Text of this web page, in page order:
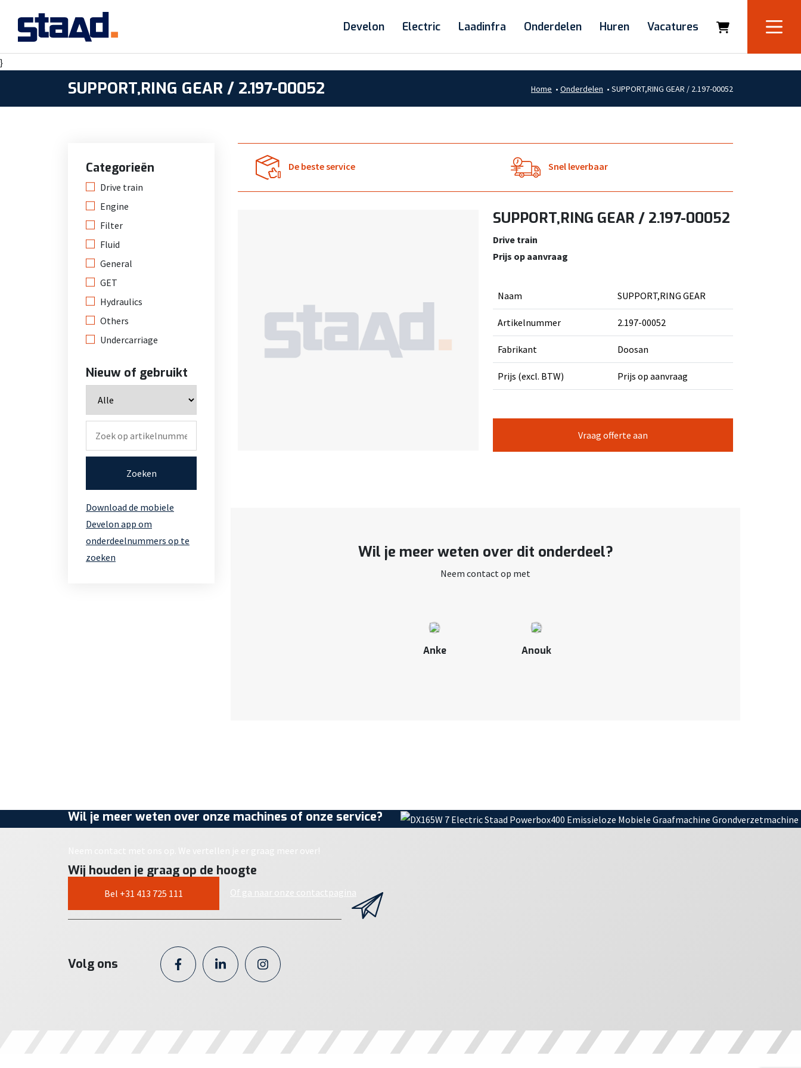
Develon Electric Laadinfra Onderdelen Huren Vacatures
}
SUPPORT,RING GEAR / 2.197-00052 Home • Onderdelen • SUPPORT,RING GEAR / 2.197-00052
Categorieën
Drive train
Engine
Filter
Fluid
General
GET
Hydraulics
Others
Undercarriage
Nieuw of gebruikt
Zoeken
Download de mobiele
Develon app om
onderdeelnummers op te
zoeken
De beste service Snel leverbaar
SUPPORT,RING GEAR / 2.197-00052
Drive train
Prijs op aanvraag
Naam SUPPORT,RING GEAR
Artikelnummer 2.197-00052
Fabrikant Doosan
Prijs (excl. BTW) Prijs op aanvraag
Vraag offerte aan
Wil je meer weten over dit onderdeel?
Neem contact op met
Anke Anouk
Wil je meer weten over onze machines of onze service?
Neem contact met ons op. We vertellen je er graag meer over!
Bel +31 413 725 111 Of ga naar onze contactpagina
Wij houden je graag op de hoogte
Volg ons